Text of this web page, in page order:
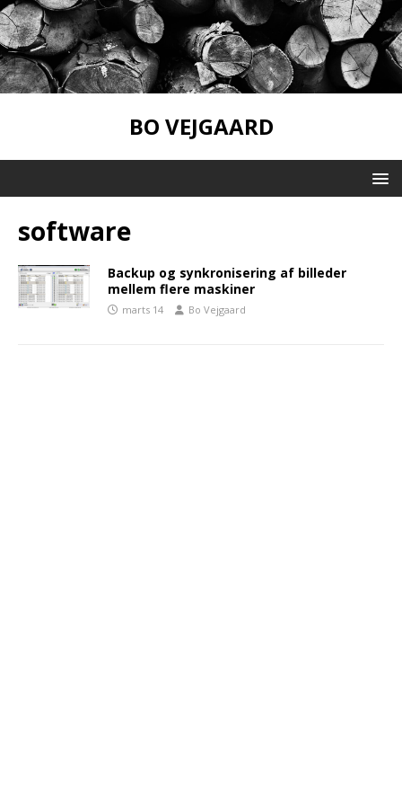
BO VEJGAARD
software
Backup og synkronisering af billeder
mellem flere maskiner
marts 14 Bo Vejgaard